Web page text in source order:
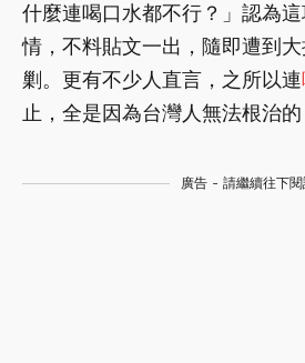
什麼連喝口水都不行？」認為
情，不料貼文一出，隨即遭到
剿。更有不少人直言，之所以連
止，全是因為台灣人無法根治的
廣告 - 請繼續往下閱